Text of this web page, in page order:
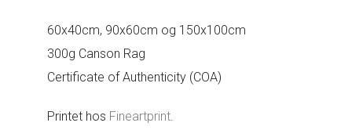
60x40cm, 90x60cm og 150x100cm
300g Canson Rag
Certificate of Authenticity (COA)
Printet hos Fineartprint